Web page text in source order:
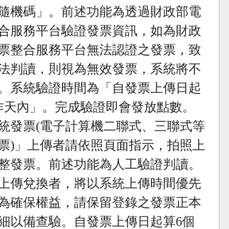
機碼」。前述功能為透過財政部電
服務平台驗證發票資訊，如為財政
整合服務平台無法認證之發票，致
判讀，則視為無效發票，系統將不
系統驗證時間為「自發票上傳日起
內」。完成驗證即會發放點數。
發票(電子計算機二聯式、三聯式等
)」上傳者請依照頁面指示，拍照上
發票。前述功能為人工驗證判讀。
傳兌換者，將以系統上傳時間優先
確保權益，請保留登錄之發票正本
以備查驗。自發票上傳日起算6個